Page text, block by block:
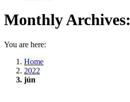
Monthly Archives:
You are here:
Home
2022
jún